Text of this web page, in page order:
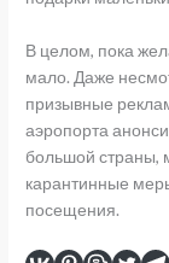
В целом, пока
мало. Даже
призывные
аэропорта
большой страны,
карантинные
посещения.